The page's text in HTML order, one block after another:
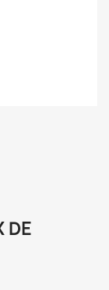
DE